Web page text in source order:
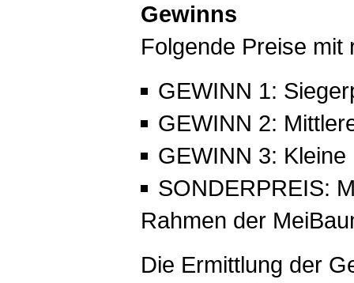
Gewinns
Folgende Preise mit
GEWINN 1:
GEWINN 2:
GEWINN 3:
SONDERPREIS:
Rahmen der
Die Ermittlung der